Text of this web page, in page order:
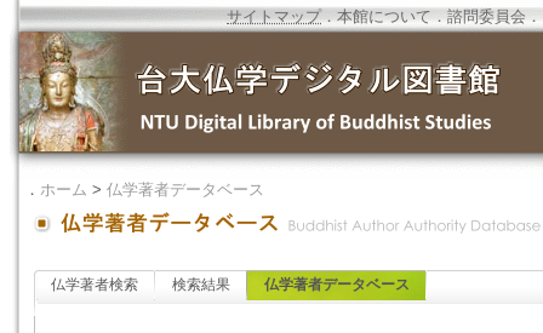
サイトマップ．本館について ．諮問委員会 ．
． ホーム > 仏学著者データベース
仏学著者検索 検索結果 仏学著者データベース